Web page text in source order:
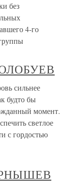
без
4-го
сильнее
будто бы
момент.
светлое
с гордостью